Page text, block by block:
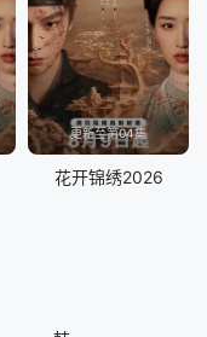
更新至第04集
花开锦绣2026